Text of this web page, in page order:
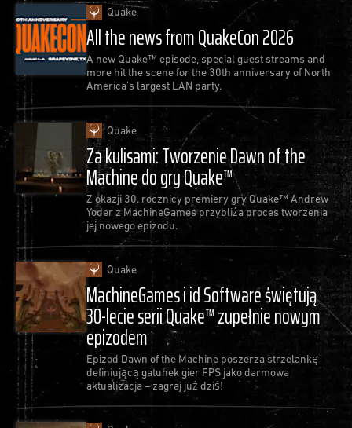
Quake
All the news from QuakeCon 2026
A new Quake™ episode, special guest streams and
more hit the scene for the 30th anniversary of North
America’s largest LAN party.
Quake
Za kulisami: Tworzenie Dawn of the
Machine do gry Quake™
Z okazji 30. rocznicy premiery gry Quake™ Andrew
Yoder z MachineGames przybliża proces tworzenia
jej nowego epizodu.
Quake
MachineGames i id Software świętują
30-lecie serii Quake™ zupełnie nowym
epizodem
Epizod Dawn of the Machine poszerza strzelankę
definiującą gatunek gier FPS jako darmowa
aktualizacja – zagraj już dziś!